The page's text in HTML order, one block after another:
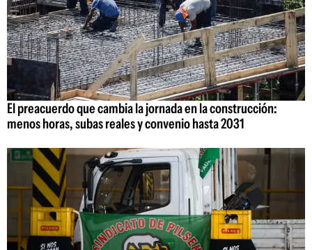
El preacuerdo que cambia la jornada en la construcción:
menos horas, subas reales y convenio hasta 2031